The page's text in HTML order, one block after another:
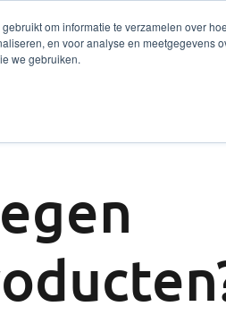
om informatie te verzamelen over
en voor analyse en meetgegevens
we gebruiken.